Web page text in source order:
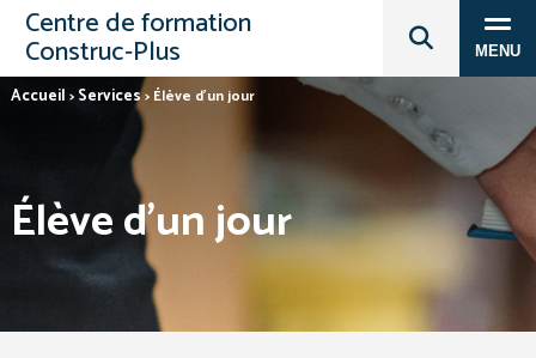
Centre de formation
Construc‑Plus MENU
Accueil > Services> Élève d’un jour
Élève d’un jour